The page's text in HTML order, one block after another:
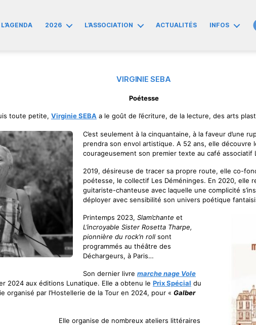
L’AGENDA 2026 L’ASSOCIATION ACTUALITÉS INFOS
VIRGINIE SEBA
Poétesse
toute petite, Virginie SEBA a le goût de l’écriture, de la lecture, des arts
C’est seulement à la cinquantaine, à la faveur d’une
prendra son envol artistique. A 52 ans, elle découvre
courageusement son premier texte au café associatif
2019, désireuse de tracer sa propre route, elle co-
poétesse, le collectif Les Déméninges. En 2020, elle
guitariste-chanteuse avec laquelle une complicité
déployer avec sensibilité son univers poétique
Printemps 2023, Slam’chante et
L’incroyable Sister Rosetta Tharpe,
pionnière du rock’n roll sont
programmés au théâtre des
Déchargeurs, à Paris…
Son dernier livre marche nage Vole
2024 aux éditions Lunatique. Elle a obtenu le Prix Spécial du
organisé par l’Hostellerie de la Tour en 2024, pour « Galber
Elle organise de nombreux ateliers littéraires